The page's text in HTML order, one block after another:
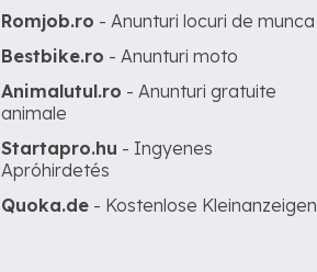
Romjob.ro - Anunturi locuri de munca
Bestbike.ro - Anunturi moto
Animalutul.ro - Anunturi gratuite
animale
Startapro.hu - Ingyenes
Apróhirdetés
Quoka.de - Kostenlose Kleinanzeigen